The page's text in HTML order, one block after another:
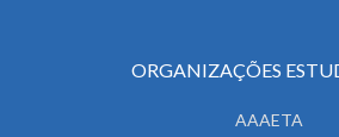
ORGANIZAÇÕES
AAAETA